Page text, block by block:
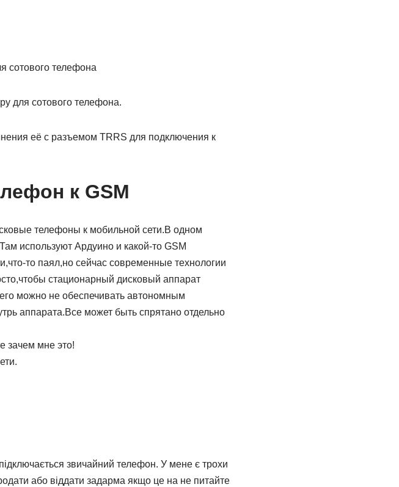
для сотового телефона.
её с разъемом TRRS для подключения к
к GSM
телефоны к мобильной сети.В одном
используют Ардуино и какой-то GSM
то паял,но сейчас современные технологии
стационарный дисковый аппарат
можно не обеспечивать автономным
аппарата.Все может быть спрятано отдельно
зачем мне это!
звичайний телефон. У мене є трохи
або віддати задарма якщо це на не питайте